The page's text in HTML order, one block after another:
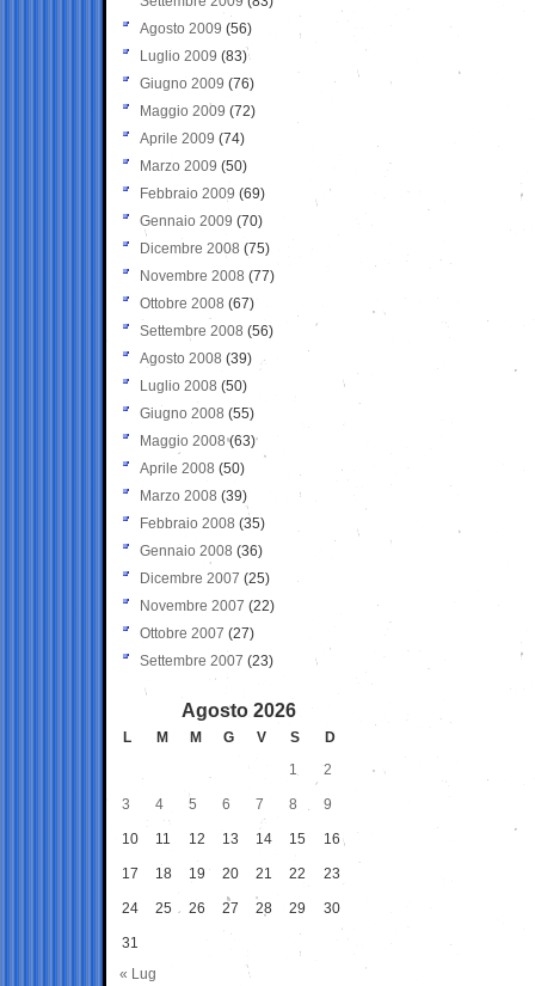
Agosto 2009 (56)
Luglio 2009 (83)
Giugno 2009 (76)
Maggio 2009 (72)
Aprile 2009 (74)
Marzo 2009 (50)
Febbraio 2009 (69)
Gennaio 2009 (70)
Dicembre 2008 (75)
Novembre 2008 (77)
Ottobre 2008 (67)
Settembre 2008 (56)
Agosto 2008 (39)
Luglio 2008 (50)
Giugno 2008 (55)
Maggio 2008(63)
Aprile 2008 (50)
Marzo 2008 (39)
Febbraio 2008 (35)
Gennaio 2008 (36)
Dicembre 2007 (25)
Novembre 2007 (22)
Ottobre 2007 (27)
Settembre 2007 (23)
Agosto 2026
L M M G V S
D
1
2
3 4 5 6 7 8 9
10 11 12 13 14 15 16
17 18 19 20 21 22 23
24 25 26 27 28 29 30
31
« Lug